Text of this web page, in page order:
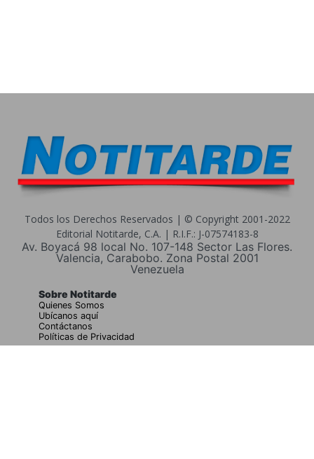
Todos los Derechos Reservados | © Copyright 2001-2022
Editorial Notitarde, C.A. | R.I.F.: J-07574183-8
Av. Boyacá 98 local No. 107-148 Sector Las Flores.
Valencia, Carabobo. Zona Postal 2001
Venezuela
Sobre Notitarde
Quienes Somos
Ubícanos aquí
Contáctanos
Políticas de Privacidad